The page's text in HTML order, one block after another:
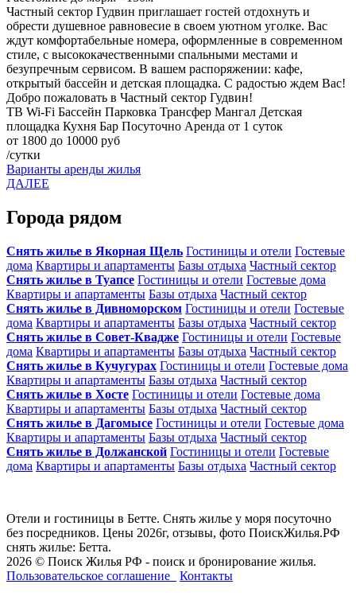
Частный сектор Гудвин приглашает гостей отдохнуть и
обрести душевное равновесие в своем уютном уголке. Вас
ждут комфортабельные номера, оформленные в современном
стиле, с высококачественными спальными местами и
безупречным сервисом. В вашем распоряжении: кафе,
открытый бассейн и детская площадка. С радостью ждем Вас!
Добро пожаловать в Частный сектор Гудвин!
ТВ Wi-Fi Бассейн Парковка Трансфер Мангал Детская
площадка Кухня Бар Посуточно Аренда от 1 суток
от 1800 до 10000 руб
/сутки
Варианты аренды жилья
ДАЛЕЕ
Города рядом
Снять жилье в Якорная Щель Гостиницы и отели Гостевые
дома Квартиры и апартаменты Базы отдыха Частный сектор
Снять жилье в Туапсе Гостиницы и отели Гостевые дома
Квартиры и апартаменты Базы отдыха Частный сектор
Снять жилье в Дивноморском Гостиницы и отели Гостевые
дома Квартиры и апартаменты Базы отдыха Частный сектор
Снять жилье в Совет-Квадже Гостиницы и отели Гостевые
дома Квартиры и апартаменты Базы отдыха Частный сектор
Снять жилье в Кучугурах Гостиницы и отели Гостевые дома
Квартиры и апартаменты Базы отдыха Частный сектор
Снять жилье в Хосте Гостиницы и отели Гостевые дома
Квартиры и апартаменты Базы отдыха Частный сектор
Снять жилье в Дагомысе Гостиницы и отели Гостевые дома
Квартиры и апартаменты Базы отдыха Частный сектор
Снять жилье в Должанской Гостиницы и отели Гостевые
дома Квартиры и апартаменты Базы отдыха Частный сектор
Отели и гостиницы в Бетте. Снять жилье у моря посуточно
без посредников. Цены 2026г, отзывы, фото ПоискЖилья.РФ
снять жилье: Бетта.
2026 © Поиск Жилья РФ - поиск и бронирование жилья.
Пользовательское соглашение
Контакты